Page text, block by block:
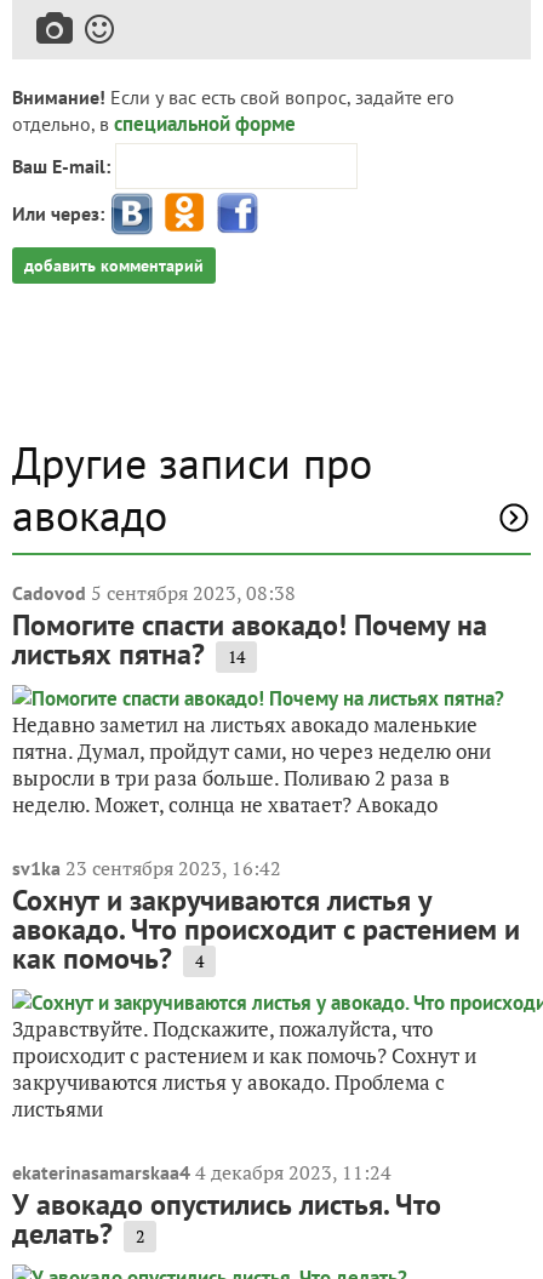
Внимание! Если у вас есть свой вопрос, задайте его
отдельно, в специальной форме
Ваш E-mail:
Или через:
добавить комментарий
Другие записи про
авокадо
Cadovod 5 сентября 2023, 08:38
Помогите спасти авокадо! Почему на
листьях пятна? 14
Недавно заметил на листьях авокадо маленькие
пятна. Думал, пройдут сами, но через неделю они
выросли в три раза больше. Поливаю 2 раза в
неделю. Может, солнца не хватает? Авокадо
sv1ka 23 сентября 2023, 16:42
Сохнут и закручиваются листья у
авокадо. Что происходит с растением и
как помочь? 4
Здравствуйте. Подскажите, пожалуйста, что
происходит с растением и как помочь? Сохнут и
закручиваются листья у авокадо. Проблема с
листьями
ekaterinasamarskaa4 4 декабря 2023, 11:24
У авокадо опустились листья. Что
делать? 2